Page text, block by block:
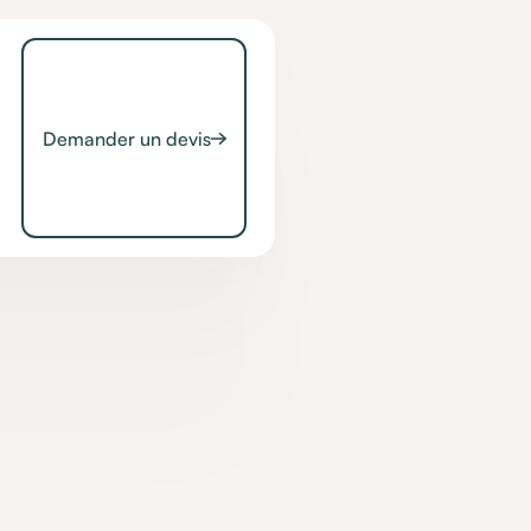
Demander un devis